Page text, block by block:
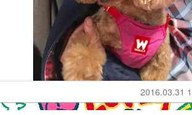
2016.03.31